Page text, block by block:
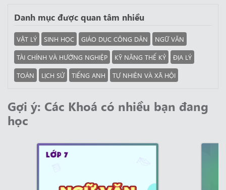
Danh mục được quan tâm nhiều
VẬT LÝ SINH HỌC GIÁO DỤC CÔNG DÂN
NGỮ VĂN
TÀI CHÍNH VÀ HƯỚNG NGHIỆP
KỸ NĂNG THẾ KỶ
ĐỊA LÝ
TOÁN
LỊCH SỬ TIẾNG ANH TỰ NHIÊN VÀ XÃ HỘI
Gợi ý: Các Khoá có nhiều bạn đang
học